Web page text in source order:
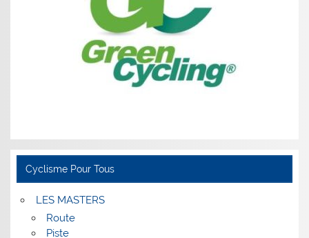
Cyclisme Pour Tous
LES MASTERS
Route
Piste